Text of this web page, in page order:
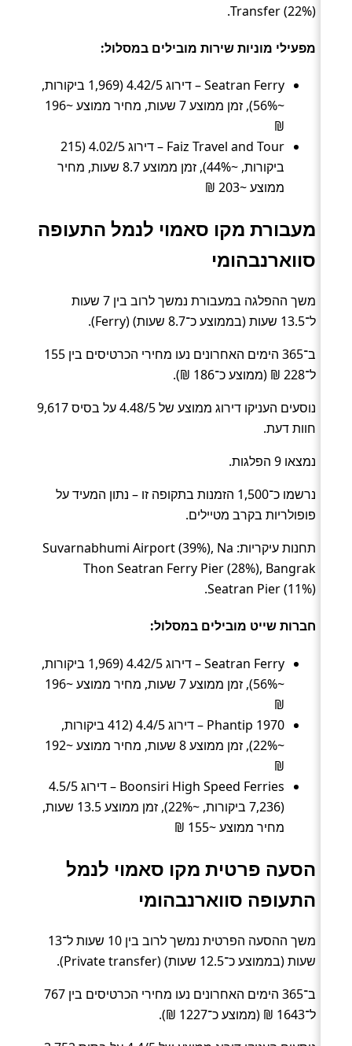
Transfer (22%).
מפעילי מוניות שירות מובילים במסלול:
Seatran Ferry – דירוג 4.42/5 (1,969 ביקורות,
~56%), זמן ממוצע 7 שעות, מחיר ממוצע ~196
₪
Faiz Travel and Tour – דירוג 4.02/5 (215
ביקורות, ~44%), זמן ממוצע 8.7 שעות, מחיר
ממוצע ~203 ₪
מעבורת מקו סאמוי לנמל התעופה
סווארנבהומי
משך ההפלגה במעבורת נמשך לרוב בין 7 שעות
ל־13.5 שעות (בממוצע כ־8.7 שעות) (Ferry).
ב־365 הימים האחרונים נעו מחירי הכרטיסים בין 155
ל־228 ₪ (ממוצע כ־186 ₪).
נוסעים העניקו דירוג ממוצע של 4.48/5 על בסיס 9,617
חוות דעת.
נמצאו 9 הפלגות.
נרשמו כ־1,500 הזמנות בתקופה זו – נתון המעיד על
פופולריות בקרב מטיילים.
תחנות עיקריות: Suvarnabhumi Airport (39%), Na
Thon Seatran Ferry Pier (28%), Bangrak
Seatran Pier (11%).
חברות שייט מובילים במסלול:
Seatran Ferry – דירוג 4.42/5 (1,969 ביקורות,
~56%), זמן ממוצע 7 שעות, מחיר ממוצע ~196
₪
Phantip 1970 – דירוג 4.4/5 (412 ביקורות,
~22%), זמן ממוצע 8 שעות, מחיר ממוצע ~192
₪
Boonsiri High Speed Ferries – דירוג 4.5/5
(7,236 ביקורות, ~22%), זמן ממוצע 13.5 שעות,
מחיר ממוצע ~155 ₪
הסעה פרטית מקו סאמוי לנמל
התעופה סווארנבהומי
משך ההסעה הפרטית נמשך לרוב בין 10 שעות ל־13
שעות (בממוצע כ־12.5 שעות) (Private transfer).
ב־365 הימים האחרונים נעו מחירי הכרטיסים בין 767
ל־1643 ₪ (ממוצע כ־1227 ₪).